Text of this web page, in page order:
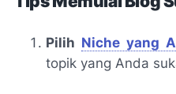
Pilih Niche yang
topik yang Anda